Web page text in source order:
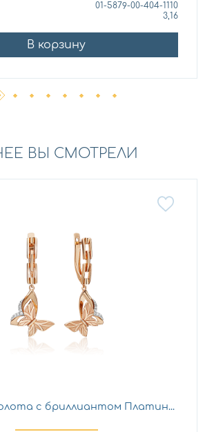
01-5879-00-404-1110
3,16
В корзину
ВЫ СМОТРЕЛИ
с бриллиантом Платин...